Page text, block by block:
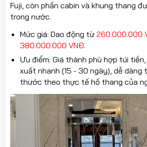
Fuji, còn phần cabin và khung thang
trong nước.
Mức giá: Dao động từ260.000.000
380.000.000 VNĐ.
Ưu điểm: Giá thành phù hợp túi
xuất nhanh (15 - 30 ngày), dễ dàng
thước theo thực tế hố thang của